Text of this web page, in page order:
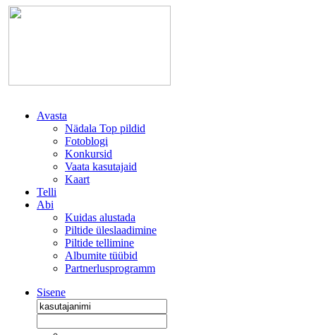
Avasta
Nädala Top pildid
Fotoblogi
Konkursid
Vaata kasutajaid
Kaart
Telli
Abi
Kuidas alustada
Piltide üleslaadimine
Piltide tellimine
Albumite tüübid
Partnerlusprogramm
Sisene